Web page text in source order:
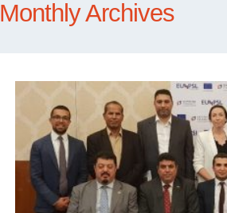
Monthly Archives - أغسطس 2019